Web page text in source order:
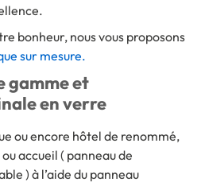
bonheur, nous vous proposons
sur mesure.
gamme et
en verre
ou encore hôtel de renommé,
accueil ( panneau de
) à l’aide du panneau